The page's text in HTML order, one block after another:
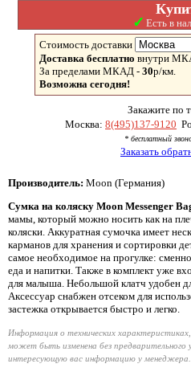
✓ Есть в
Стоимость доставки
Доставка бесплатно внутри
За пределами МКАД - 30р/км.
Возможна сегодня!
Закажите по
Москва: 8(495)137-9120
* бесплатный
Заказать
Производитель: Moon (Германия)
Сумка на коляску Moon Messenger
мамы, который можно носить как на
коляски. Аккуратная сумочка имеет
карманов для хранения и сортировки
самое необходимое на прогулке:
еда и напитки. Также в комплект уже
для малыша. Небольшой клатч удобен
Аксессуар снабжен отсеком для
застежка открывается быстро и легко.
Информация о технических
может быть изменена без предварительного
интересующую вас информацию у менеджера.